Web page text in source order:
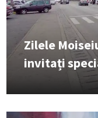
Zilele
invitați